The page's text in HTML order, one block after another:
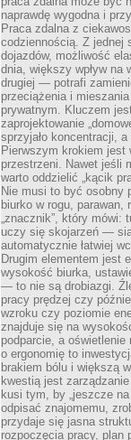
naprawdę wygodna i
Praca zdalna z
codziennością. Z jednej
dojazdów, możliwość
dnia, większy wpływ na
drugiej — potrafi
przeciążenia i
prywatnym. Kluczem
zaprojektowanie
sprzyjało koncentracji,
Pierwszym krokiem
przestrzeni. Nawet jeśli
warto oddzielić „kącik
Nie musi to być osobny
biurko w rogu,
„znacznik”, który mówi:
uczy się skojarzeń —
automatycznie łatwiej
Drugim elementem jest
wysokość biurka,
— to nie są drobiazgi.
pracy prędzej czy
wzroku czy poziomie
znajduje się na
podparcie, a
o ergonomię to
brakiem bólu i większą
kwestią jest
kusi tym, by „jeszcze
odpisać znajomemu,
przydaje się jasna
rozpoczęcia pracy, plan